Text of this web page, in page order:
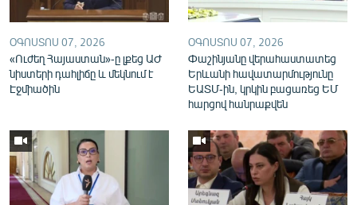
«Ազատության» բոլոր կայքերը
ՕԳՈՍՏՈՍ 07, 2026
«Ուժեղ Հայաստան»-ը լքեց ԱԺ
նիստերի դահլիճը և մեկնում է
Էջմիածին
ՕԳՈՍՏՈՍ 07, 2026
Փաշինյանը վերահաստատեց
Երևանի հավատարմությունը
ԵԱՏՄ-ին, կրկին բացառեց ԵՄ
հարցով հանրաքվեն